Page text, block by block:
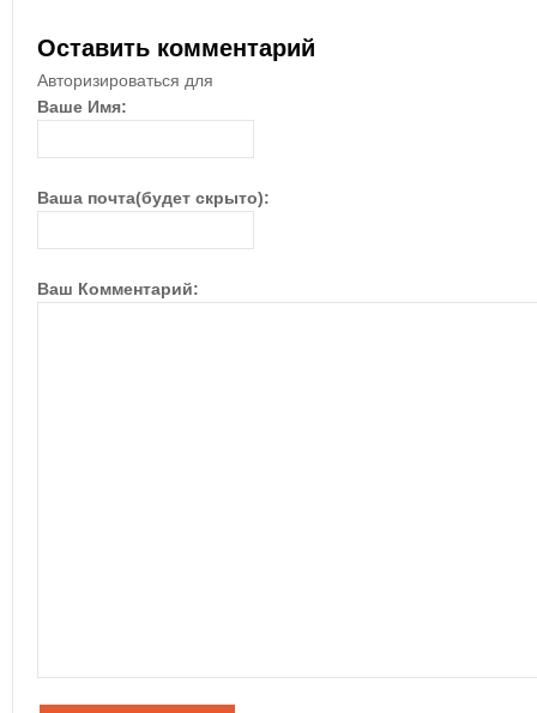
Оставить комментарий
Авторизироваться для
Ваше Имя:
Ваша почта(будет скрыто):
Ваш Комментарий: